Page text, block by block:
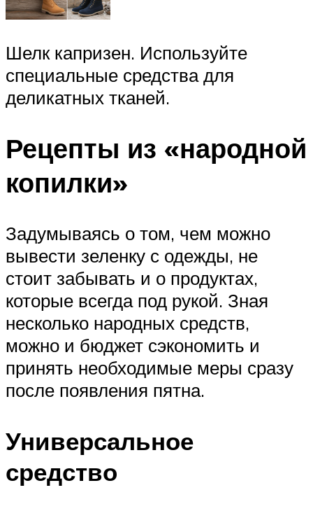
Шелк капризен. Используйте
специальные средства для
деликатных тканей.
Рецепты из «народной
копилки»
Задумываясь о том, чем можно
вывести зеленку с одежды, не
стоит забывать и о продуктах,
которые всегда под рукой. Зная
несколько народных средств,
можно и бюджет сэкономить и
принять необходимые меры сразу
после появления пятна.
Универсальное
средство